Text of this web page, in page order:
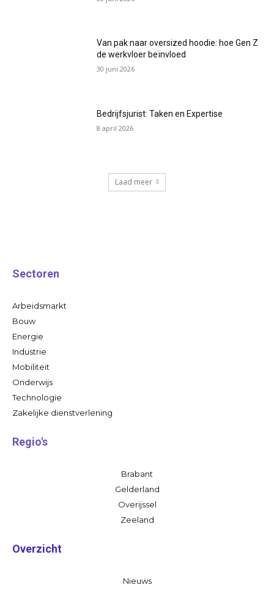
Van pak naar oversized hoodie: hoe Gen Z
de werkvloer beïnvloed
30 juni 2026
Bedrijfsjurist: Taken en Expertise
8 april 2026
Laad meer
Sectoren
Arbeidsmarkt
Bouw
Energie
Industrie
Mobiliteit
Onderwijs
Technologie
Zakelijke dienstverlening
Regio's
Brabant
Gelderland
Overijssel
Zeeland
Overzicht
Nieuws